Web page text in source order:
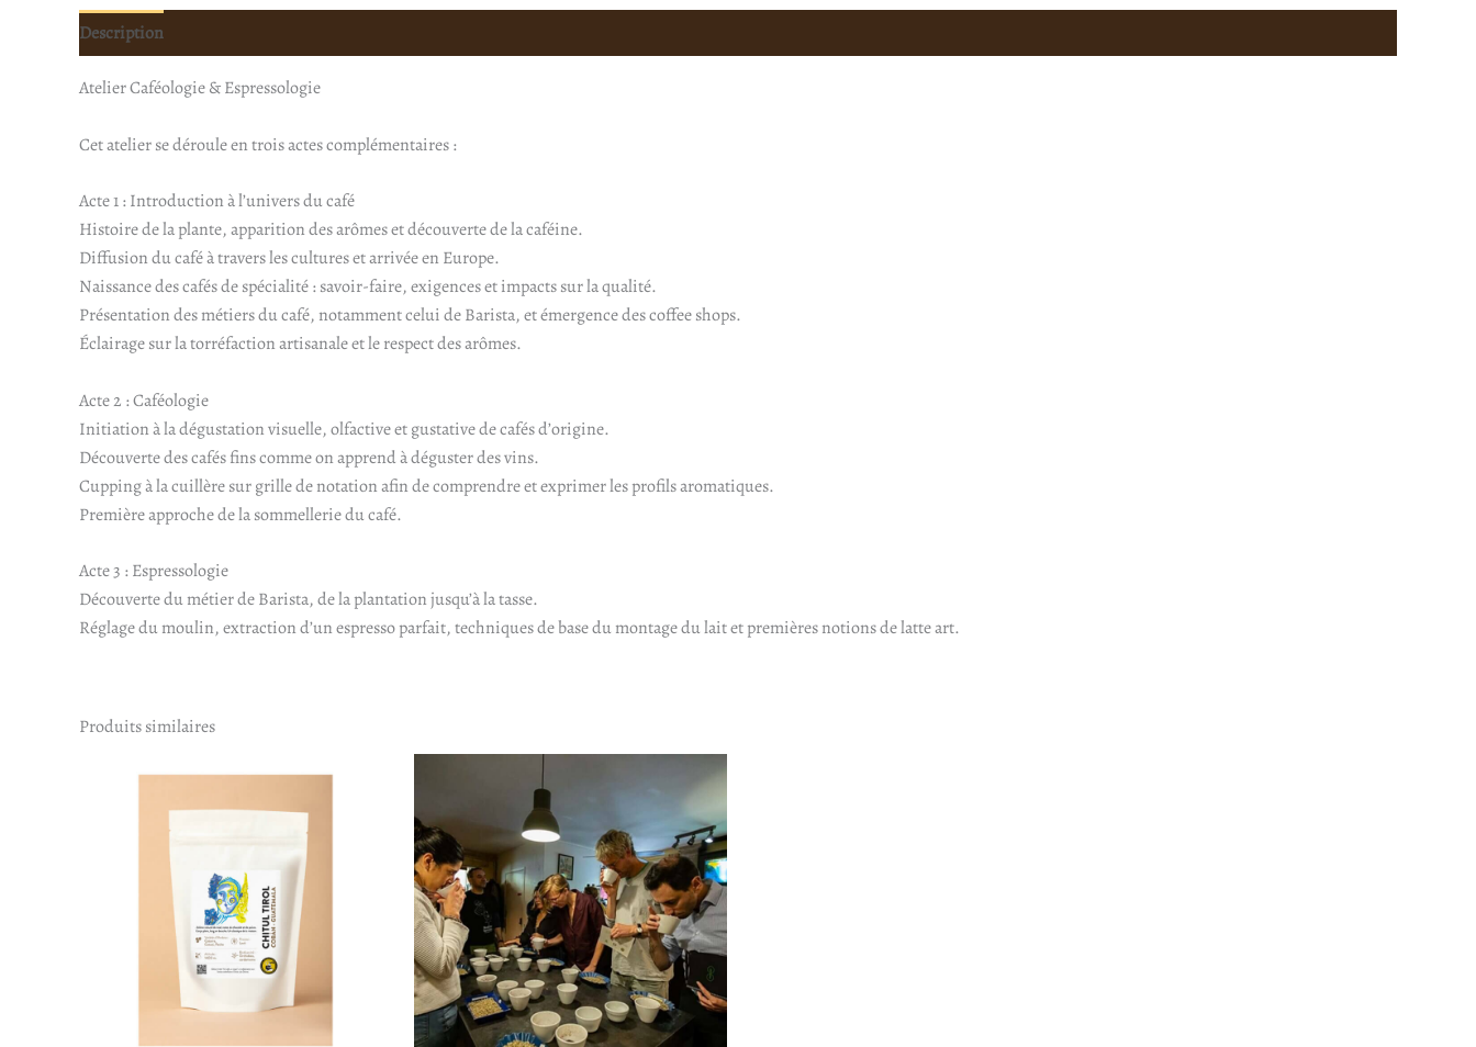
Description
Atelier Caféologie & Espressologie
Cet atelier se déroule en trois actes complémentaires :
Acte 1 : Introduction à l’univers du café
Histoire de la plante, apparition des arômes et découverte de la caféine.
Diffusion du café à travers les cultures et arrivée en Europe.
Naissance des cafés de spécialité : savoir-faire, exigences et impacts sur la qualité.
Présentation des métiers du café, notamment celui de Barista, et émergence des coffee shops.
Éclairage sur la torréfaction artisanale et le respect des arômes.
Acte 2 : Caféologie
Initiation à la dégustation visuelle, olfactive et gustative de cafés d’origine.
Découverte des cafés fins comme on apprend à déguster des vins.
Cupping à la cuillère sur grille de notation afin de comprendre et exprimer les profils aromatiques.
Première approche de la sommellerie du café.
Acte 3 : Espressologie
Découverte du métier de Barista, de la plantation jusqu’à la tasse.
Réglage du moulin, extraction d’un espresso parfait, techniques de base du montage du lait et premières notions de latte art.
Produits similaires
de
à
plusieurs
variations.
Les
options
peuvent
être